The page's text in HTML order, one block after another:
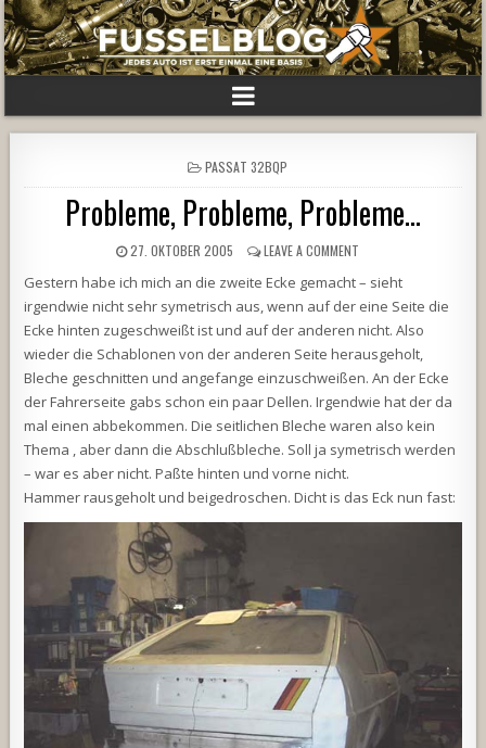
POSTED
IN
PASSAT 32BQP
Probleme, Probleme, Probleme…
27. OKTOBER 2005 LEAVE A COMMENT
Gestern habe ich mich an die zweite Ecke gemacht – sieht
irgendwie nicht sehr symetrisch aus, wenn auf der eine Seite die
Ecke hinten zugeschweißt ist und auf der anderen nicht. Also
wieder die Schablonen von der anderen Seite herausgeholt,
Bleche geschnitten und angefange einzuschweißen. An der Ecke
der Fahrerseite gabs schon ein paar Dellen. Irgendwie hat der da
mal einen abbekommen. Die seitlichen Bleche waren also kein
Thema , aber dann die Abschlußbleche. Soll ja symetrisch werden
– war es aber nicht. Paßte hinten und vorne nicht.
Hammer rausgeholt und beigedroschen. Dicht is das Eck nun fast: